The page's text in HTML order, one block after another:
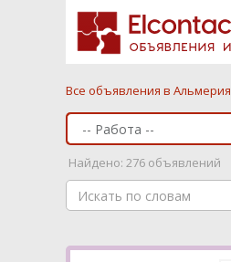
Все объявления в Альмерия
Найдено: 276 объявлений